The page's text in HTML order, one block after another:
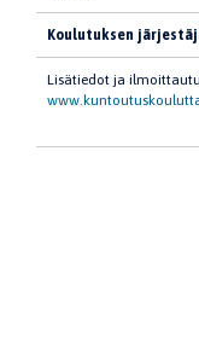
Koulutuksen
Lisätiedot ja